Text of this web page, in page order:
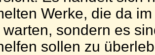
Werke, die da
sondern es
sollen zu